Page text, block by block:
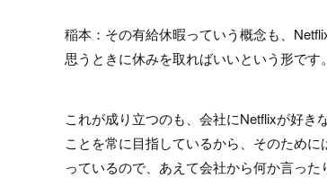
稲本：その有給休暇っていう概念も、
思うときに休みを取ればいいという形です。
これが成り立つのも、会社にNetflixが好
ことを常に目指しているから、そのため
っているので、あえて会社から何か言った